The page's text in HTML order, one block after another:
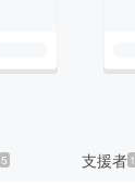
5 支援者